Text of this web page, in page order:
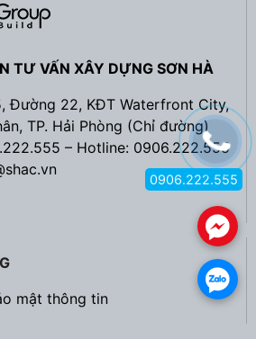
TƯ VẤN XÂY DỰNG SƠN HÀ
Đường 22, KĐT Waterfront City,
TP. Hải Phòng (Chỉ đường)
– Hotline: 0906.222.555
mật thông tin
.
.
0906.222.555